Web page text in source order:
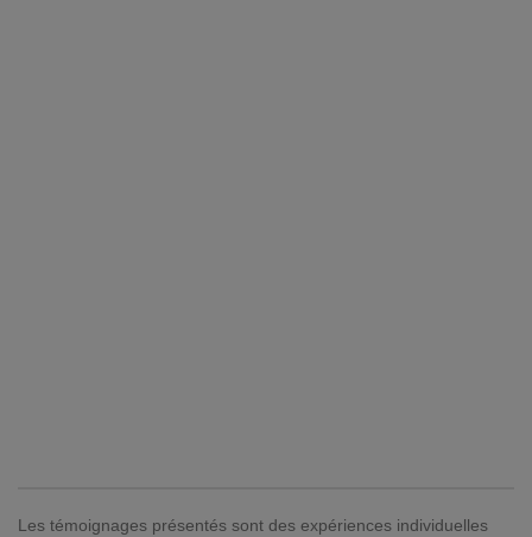
Les témoignages présentés sont des expériences individuelles